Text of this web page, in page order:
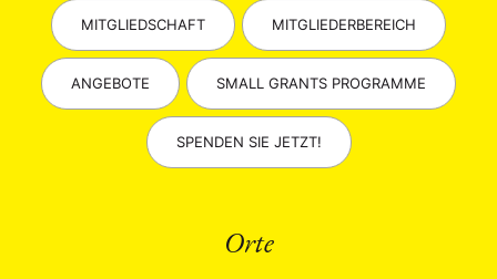
MITGLIEDSCHAFT MITGLIEDERBEREICH
ANGEBOTE SMALL GRANTS PROGRAMME
SPENDEN SIE JETZT!
Orte